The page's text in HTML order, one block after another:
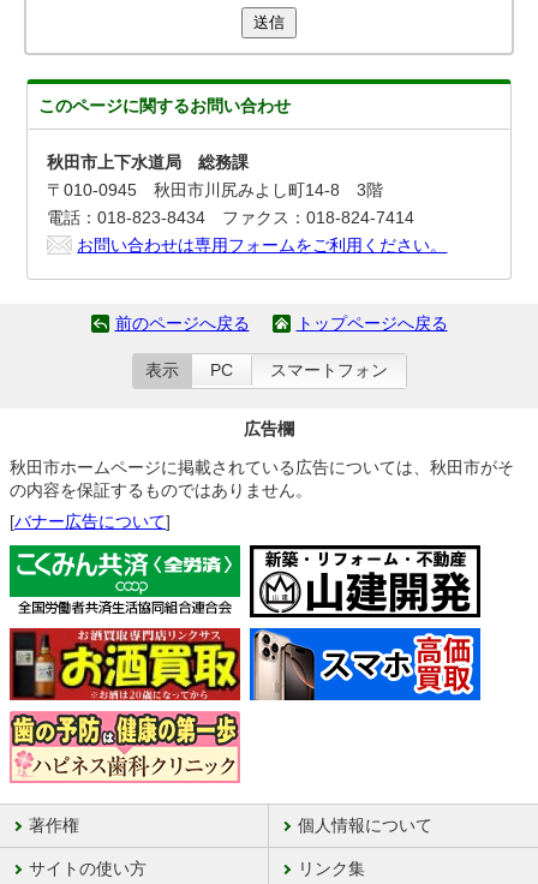
送信
このページに関するお問い合わせ
秋田市上下水道局 総務課
〒010-0945 秋田市川尻みよし町14-8 3階
電話：018-823-8434 ファクス：018-824-7414
お問い合わせは専用フォームをご利用ください。
前のページへ戻る トップページへ戻る
表示 PC スマートフォン
広告欄
秋田市ホームページに掲載されている広告については、秋田市がそ
の内容を保証するものではありません。
[バナー広告について]
著作権 個人情報について
サイトの使い方 リンク集